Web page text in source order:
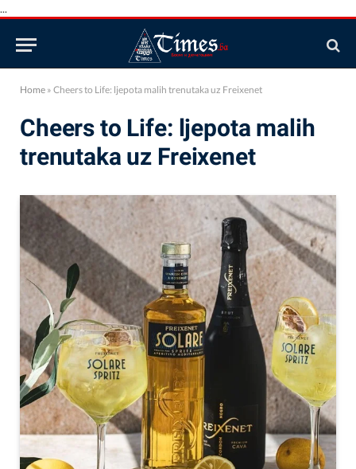
...
Home » Cheers to Life: ljepota malih trenutaka uz Freixenet
Cheers to Life: ljepota malih
trenutaka uz Freixenet